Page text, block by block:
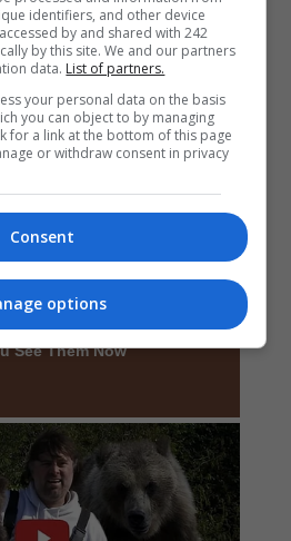
identifiers, and other device
by and shared with 242
by this site. We and our partners
data. List of partners.
your personal data on the basis
you can object to by managing
for a link at the bottom of this page
or withdraw consent in privacy
Consent
options